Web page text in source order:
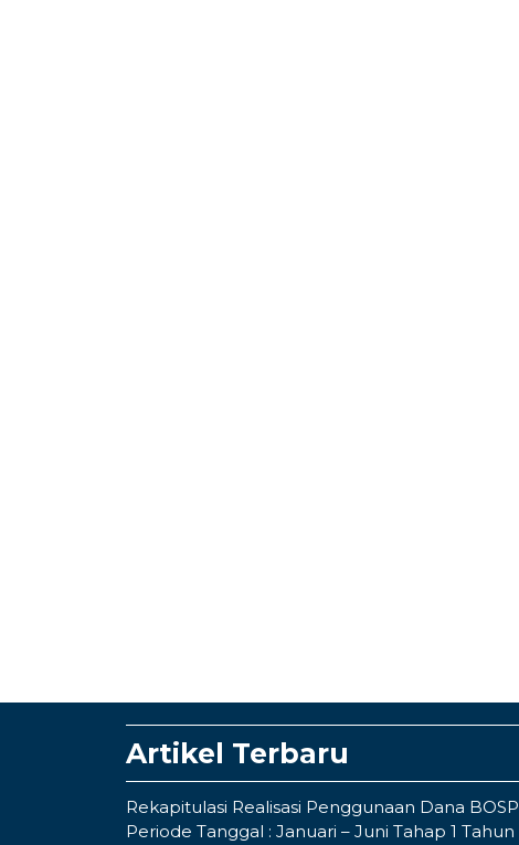
Artikel Terbaru
Rekapitulasi Realisasi Penggunaan Dana BOSP
Periode Tanggal : Januari – Juni Tahap 1 Tahun